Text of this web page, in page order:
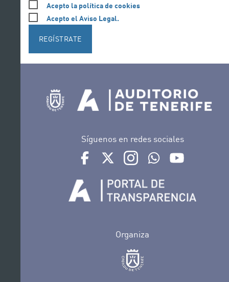
Acepto la política de cookies
Acepto el Aviso Legal.
REGÍSTRATE
Síguenos en redes sociales
Ir a perfil de Auditorio de Tenerife en
Ir a perfil de Auditorio de Tenerife
Ir a perfil de Auditorio de
Ir al Boletín
Organiza